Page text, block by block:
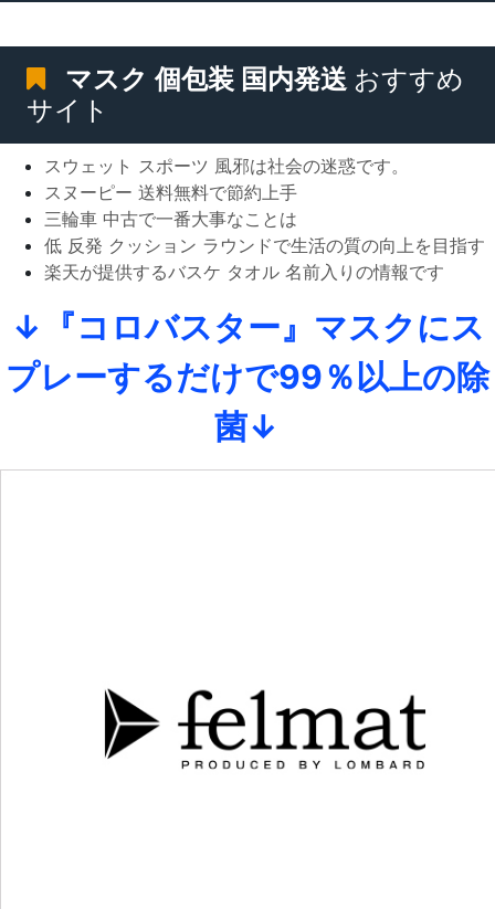
マスク 個包装 国内発送おすすめ
サイト
スウェット スポーツ 風邪は社会の迷惑です。
スヌーピー 送料無料で節約上手
三輪車 中古で一番大事なことは
低 反発 クッション ラウンドで生活の質の向上を目指す
楽天が提供するバスケ タオル 名前入りの情報です
↓『コロバスター』マスクにス
プレーするだけで99％以上の除
菌↓